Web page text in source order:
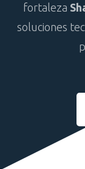
fortaleza
soluciones